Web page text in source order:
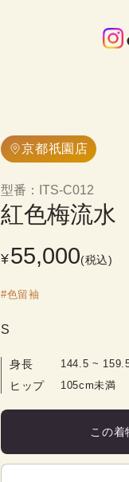
京都祇園店
型番 ： ITS-C012
紅色梅流水
¥55,000(税込)
#色留袖
S
身長 144.5 ~
ヒップ 105cm未満
この着